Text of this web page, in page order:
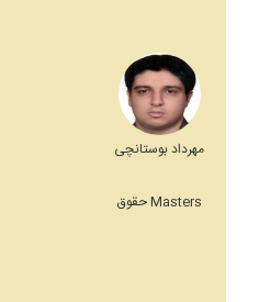
مهرداد بوستانچی
Masters حقوق